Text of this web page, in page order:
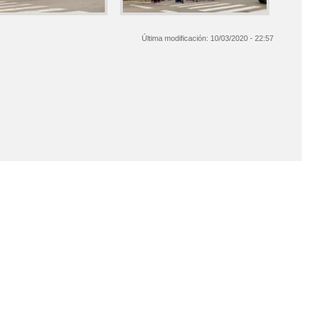
Última modificación: 10/03/2020 - 22:57